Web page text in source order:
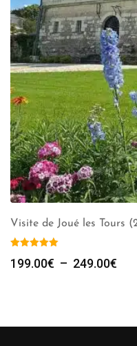
Visite de Joué les Tours
199.00€ – 249.00€
à